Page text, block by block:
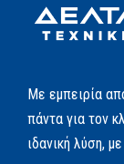
Με εμπειρία
πάντα για τον
ιδανική λύση,